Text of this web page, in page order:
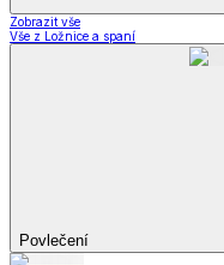
Zobrazit vše
Vše z Ložnice a spaní
Povlečení